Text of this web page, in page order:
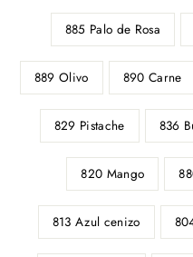
885 Palo de Rosa
889 Olivo 890 Carne
829 Pistache 836
820 Mango
813 Azul cenizo